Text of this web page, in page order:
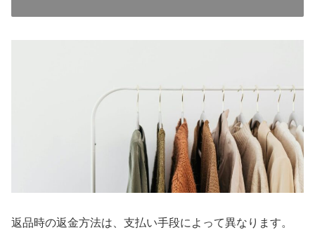
返品時の返金方法は、支払い手段によって異なります。